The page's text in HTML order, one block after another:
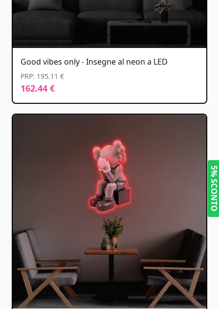
Good vibes only - Insegne al neon a LED
PRP: 195.11 €
162.44 €
5% SCONTO